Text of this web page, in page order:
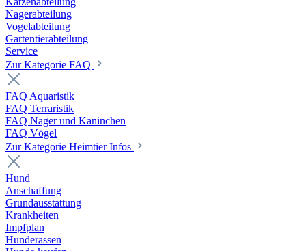
Nagerabteilung
Vogelabteilung
Gartentierabteilung
Service
Zur Kategorie FAQ
FAQ Aquaristik
FAQ Terraristik
FAQ Nager und Kaninchen
FAQ Vögel
Zur Kategorie Heimtier Infos
Hund
Anschaffung
Grundausstattung
Krankheiten
Impfplan
Hunderassen